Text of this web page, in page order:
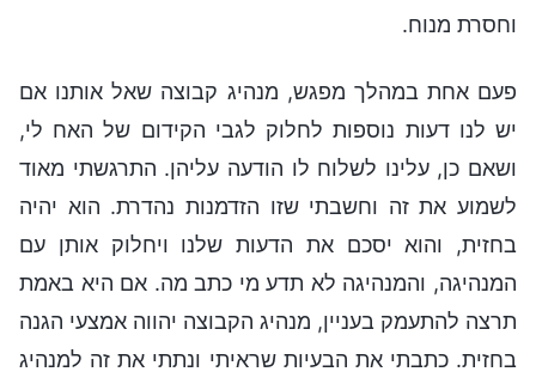
וחסרת מנוח.
פעם אחת במהלך מפגש, מנהיג קבוצה שאל אותנו אם
יש לנו דעות נוספות לחלוק לגבי הקידום של האח לי,
ושאם כן, עלינו לשלוח לו הודעה עליהן. התרגשתי מאוד
לשמוע את זה וחשבתי שזו הזדמנות נהדרת. הוא יהיה
בחזית, והוא יסכם את הדעות שלנו ויחלוק אותן עם
המנהיגה, והמנהיגה לא תדע מי כתב מה. אם היא באמת
תרצה להתעמק בעניין, מנהיג הקבוצה יהווה אמצעי הגנה
בחזית. כתבתי את הבעיות שראיתי ונתתי את זה למנהיג